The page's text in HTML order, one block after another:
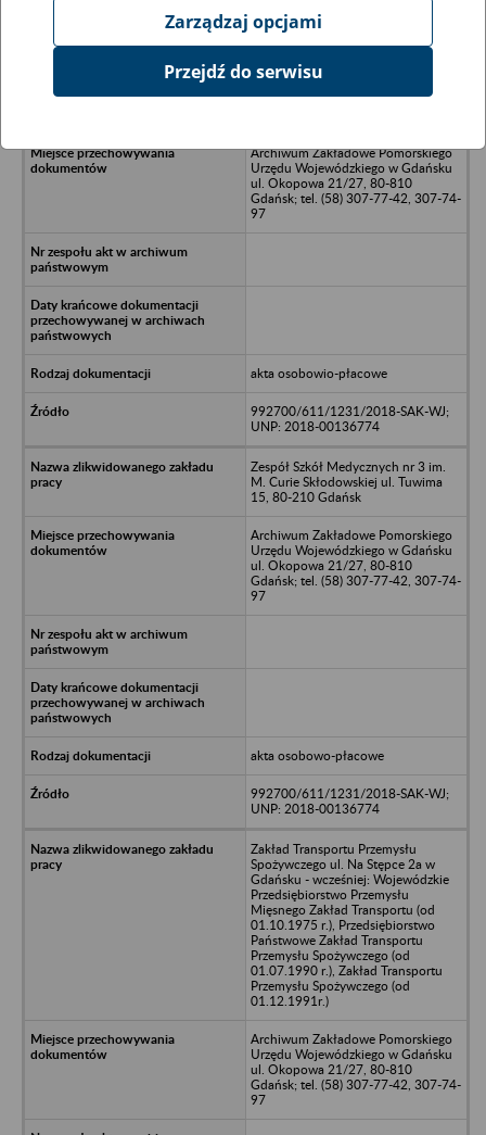
Ukryj wszystkie pozycje bazy
Gwardyjski Klub Sportowy GRYF w
Archiwum Zakładowe Pomorskiego
Urzędu Wojewódzkiego w Gdańsku
ul. Okopowa 21/27, 80-810
Gdańsk; tel. (58) 307-77-42, 307-74-
97
akta osobowio-płacowe
992700/611/1231/2018-SAK-WJ;
UNP: 2018-00136774
Zespół Szkół Medycznych nr 3 im.
M. Curie Skłodowskiej ul. Tuwima
15, 80-210 Gdańsk
Archiwum Zakładowe Pomorskiego
Urzędu Wojewódzkiego w Gdańsku
ul. Okopowa 21/27, 80-810
Gdańsk; tel. (58) 307-77-42, 307-74-
97
akta osobowo-płacowe
992700/611/1231/2018-SAK-WJ;
UNP: 2018-00136774
Zakład Transportu Przemysłu
Spożywczego ul. Na Stępce 2a w
Gdańsku - wcześniej: Wojewódzkie
Przedsiębiorstwo Przemysłu
Mięsnego Zakład Transportu (od
01.10.1975 r.), Przedsiębiorstwo
Państwowe Zakład Transportu
Przemysłu Spożywczego (od
01.07.1990 r.), Zakład Transportu
Przemysłu Spożywczego (od
01.12.1991r.)
Archiwum Zakładowe Pomorskiego
Urzędu Wojewódzkiego w Gdańsku
ul. Okopowa 21/27, 80-810
Gdańsk; tel. (58) 307-77-42, 307-74-
97
Zarządzaj opcjami
Przejdź do serwisu